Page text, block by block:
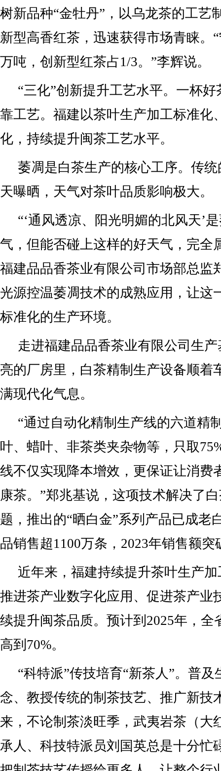
树新品种“金牡丹”，以乌龙茶的工艺
新型高香红茶，迅速获得市场青睐。
万吨，创新型红茶占1/3。”李辉说。
“三化”创新提升工艺水平。一杯
靠工艺。福建以茶叶生产加工标准化
化，持续提升闽茶工艺水平。
萎凋是白茶生产的核心工序。传
天曝晒，天气对茶叶品质影响极大。
“‘通风透凉、阳光明媚的北风天’
气，但能否碰上这样的好天气，完全
福建品品香茶业有限公司市场部总监
光源控温萎凋技术的成熟应用，让这
标准化的生产环境。
走进福建品品香茶业有限公司生
亮的厂房里，白茶精制生产设备顺着
满现代化气息。
“通过自动化精制生产线的六道精
叶、蜡叶、非茶类夹杂物等，只取
线不仅实现降本增效，更保证让消费
康茶。”郑兆基说，这项技术解决了
题，推出的“晒白金”系列产品已成老
品销售超1100万条，2023年销售额突
近年来，福建持续提升茶叶生产
推进茶产业数字化应用、促进茶产业
续提升闽茶品质。预计到2025年，全
高到70%。
“科特派”传技培育“新茶人”。普
念、教授传统的制茶技艺、推广新
来，不论制茶淡旺季，武夷岩茶（大
承人、科技特派员刘国英总是十分忙